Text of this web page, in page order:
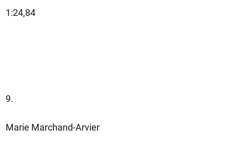
1:24,84
9.
Marie Marchand-Arvier